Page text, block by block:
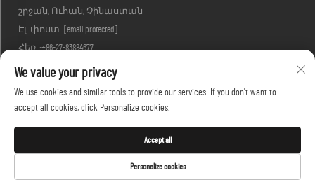
շրջան, Ուհան, Չինաստան
Էլ. փոստ : [email protected]
Հեռ. :+86-27-83884677
© 2026 KINGLONG PROTECTIVE PRODUCTS (HUBEI) CO., LTD-ի իրավունքները
We value your privacy
We use cookies and similar tools to provide our services. If you don't want to
accept all cookies, click Personalize cookies.
Personalize cookies
Accept all